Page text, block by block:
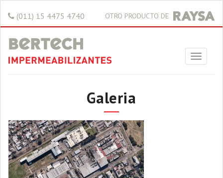
(011) 15 4475 4740 OTRO PRODUCTO DE
Galeria